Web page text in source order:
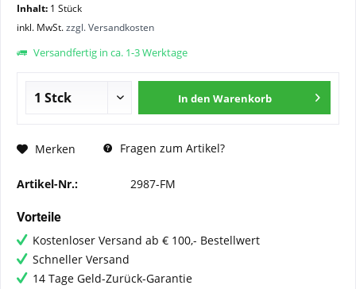
Inhalt: 1 Stück
inkl. MwSt.zzgl. Versandkosten
Versandfertig in ca. 1-3 Werktage
In den Warenkorb
Merken Fragen zum Artikel?
Artikel-Nr.: 2987-FM
Vorteile
Kostenloser Versand ab € 100,- Bestellwert
Schneller Versand
14 Tage Geld-Zurück-Garantie